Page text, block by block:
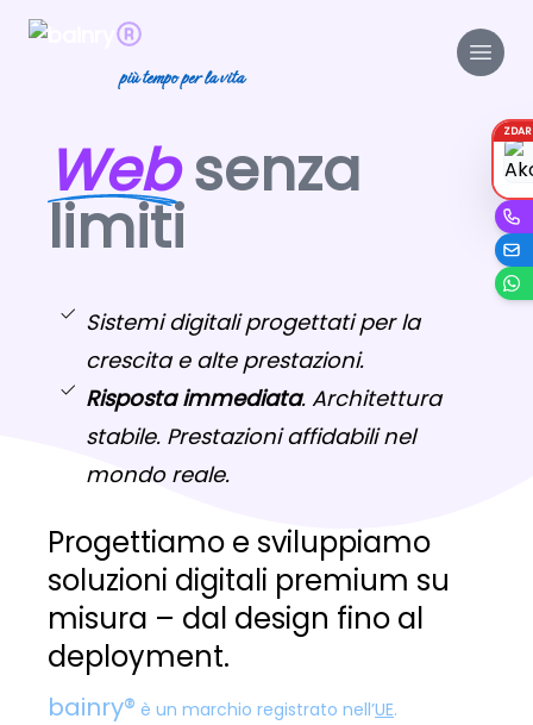
più tempo per la vita
Websenza
limiti
Sistemi digitali progettati per la
crescita e alte prestazioni.
Risposta immediata. Architettura
stabile. Prestazioni affidabili nel
mondo reale.
Progettiamo e sviluppiamo
soluzioni digitali premium su
misura – dal design fino al
deployment.
bainry® è un marchio registrato nell’UE.